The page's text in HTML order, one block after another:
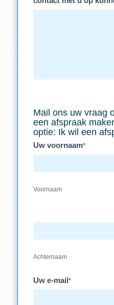
Mail ons uw vraag
een afspraak
optie: Ik wil een
Uw voornaam*
Voornaam
Achternaam
Uw e-mail *